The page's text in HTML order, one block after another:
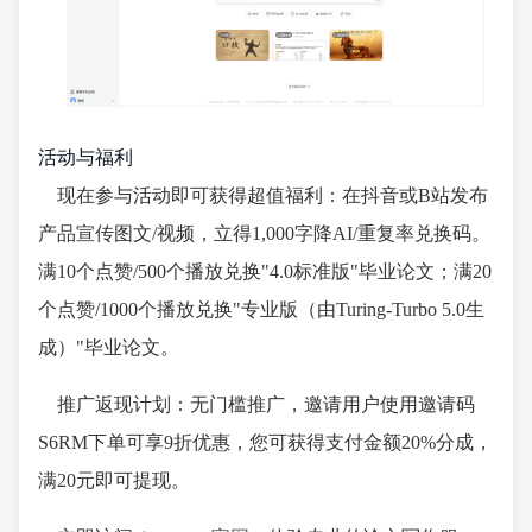
活动与福利
现在参与活动即可获得超值福利：在抖音或B站发布
产品宣传图文/视频，立得1,000字降AI/重复率兑换码。
满10个点赞/500个播放兑换"4.0标准版"毕业论文；满20
个点赞/1000个播放兑换"专业版（由Turing-Turbo 5.0生
成）"毕业论文。
推广返现计划：无门槛推广，邀请用户使用邀请码
S6RM下单可享9折优惠，您可获得支付金额20%分成，
满20元即可提现。